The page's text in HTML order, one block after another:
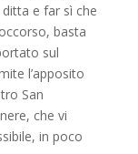
e far sì che
basta
sul
l’apposito
San
che vi
in poco